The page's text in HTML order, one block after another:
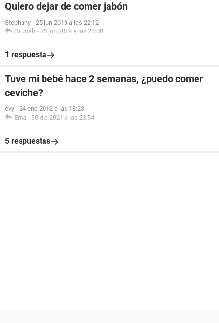
Quiero dejar de comer jabón
Stephany - 25 jun 2019 a las 22:12
Dr.Josh - 25 jun 2019 a las 23:08
1 respuesta
Tuve mi bebé hace 2 semanas, ¿puedo comer
ceviche?
evy - 24 ene 2012 a las 18:23
Ema - 30 dic 2021 a las 23:54
5 respuestas